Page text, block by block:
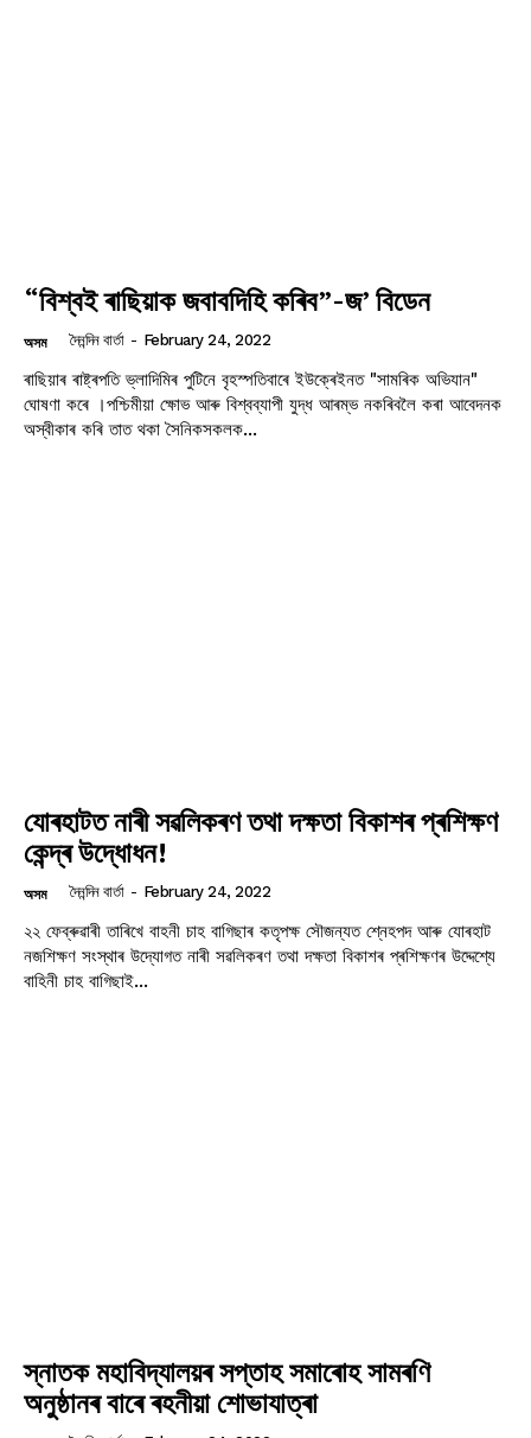
“বিশ্বই ৰাছিয়াক জবাবদিহি কৰিব”-জ’ বিডেন
অসম দৈনন্দিন বাৰ্তা - February 24, 2022
ৰাছিয়াৰ ৰাষ্ট্ৰপতি ভ্লাদিমিৰ পুটিনে বৃহস্পতিবাৰে ইউক্ৰেইনত "সামৰিক অভিযান"
ঘোষণা কৰে ।পশ্চিমীয়া ক্ষোভ আৰু বিশ্বব্যাপী যুদ্ধ আৰম্ভ নকৰিবলৈ কৰা আবেদনক
অস্বীকাৰ কৰি তাত থকা সৈনিকসকলক...
যোৰহাটত নাৰী সৱলিকৰণ তথা দক্ষতা বিকাশৰ প্ৰশিক্ষণ
কেন্দ্ৰ উদ্ধোধন!
অসম দৈনন্দিন বাৰ্তা - February 24, 2022
২২ ফেব্ৰুৱাৰী তাৰিখে বাহনী চাহ বাগিছাৰ কতৃপক্ষ সৌজন্যত শ্নেহপদ আৰু যোৰহাট
নজশিক্ষণ সংস্থাৰ উদ্যোগত নাৰী সৱলিকৰণ তথা দক্ষতা বিকাশৰ প্ৰশিক্ষণৰ উদ্দেশ্যে
বাহিনী চাহ বাগিছাই...
স্নাতক মহাবিদ্যালয়ৰ সপ্তাহ সমাৰোহ সামৰণি
অনুষ্ঠানৰ বাৰে ৰহনীয়া শোভাযাত্ৰা